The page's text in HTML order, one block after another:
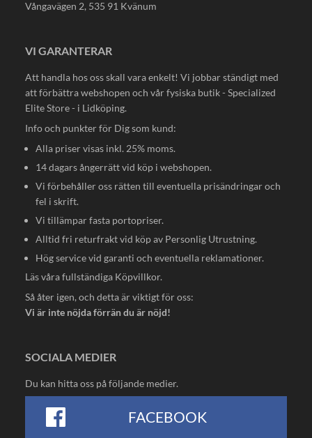
Vångavägen 2, 535 91 Kvänum
VI GARANTERAR
Att handla hos oss skall vara enkelt! Vi jobbar ständigt med
att förbättra webshopen och vår fysiska butik - Specialized
Elite Store - i Lidköping.
Info och punkter för Dig som kund:
Alla priser visas inkl. 25% moms.
14 dagars ångerrätt vid köp i webshopen.
Vi förbehåller oss rätten till eventuella prisändringar och
fel i skrift.
Vi tillämpar fasta portopriser.
Alltid fri returfrakt vid köp av Personlig Utrustning.
Hög service vid garanti och eventuella reklamationer.
Läs våra fullständiga Köpvillkor.
Så åter igen, och detta är viktigt för oss:
Vi är inte nöjda förrän du är nöjd!
SOCIALA MEDIER
Du kan hitta oss på följande medier.
FACEBOOK